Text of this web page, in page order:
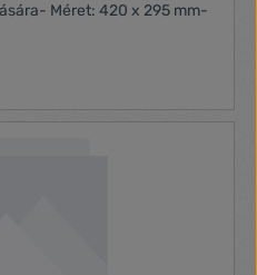
Méret: 420 x 295 mm-